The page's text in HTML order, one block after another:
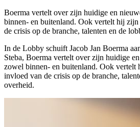
Boerma vertelt over zijn huidige en
binnen- en buitenland. Ook vertelt hij
de crisis op de branche, talenten en de
In de Lobby schuift Jacob Jan Boerma
Steba, Boerma vertelt over zijn huidige
zowel binnen- en buitenland. Ook vertelt
invloed van de crisis op de branche,
overheid.